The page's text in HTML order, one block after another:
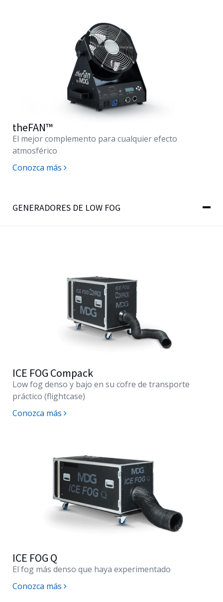
theFAN™
El mejor complemento para cualquier efecto
atmosférico
Conozca más
GENERADORES DE LOW FOG
ICE FOG Compack
Low fog denso y bajo en su cofre de transporte
práctico (flightcase)
Conozca más
ICE FOG Q
El fog más denso que haya experimentado
Conozca más